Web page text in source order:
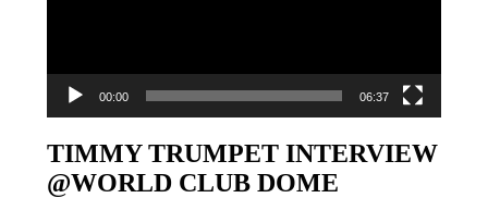
00:00 06:37
TIMMY TRUMPET INTERVIEW
@WORLD CLUB DOME